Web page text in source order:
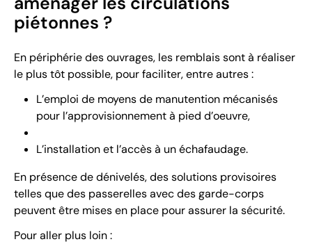
piétonnes ?
En périphérie des ouvrages, les remblais sont à réaliser
le plus tôt possible, pour faciliter, entre autres :
L’emploi de moyens de manutention mécanisés
pour l’approvisionnement à pied d’oeuvre,
L’installation et l’accès à un échafaudage.
En présence de dénivelés, des solutions provisoires
telles que des passerelles avec des garde-corps
peuvent être mises en place pour assurer la sécurité.
Pour aller plus loin :